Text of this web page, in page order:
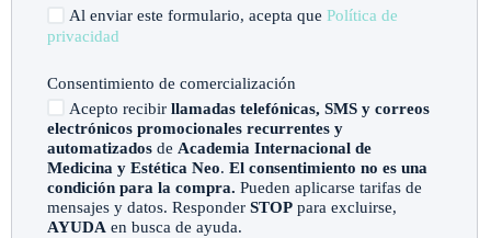
Al enviar este formulario, acepta que Política de
privacidad
Consentimiento de comercialización
Acepto recibir llamadas telefónicas, SMS y correos
electrónicos promocionales recurrentes y
automatizados de Academia Internacional de
Medicina y Estética Neo. El consentimiento no es una
condición para la compra.
mensajes y datos. Responder STOP para excluirse,
AYUDA en busca de ayuda.